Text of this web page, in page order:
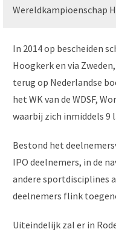
Wereldkampioenschap
In 2014 op bescheiden
Hoogkerk en via
terug op Nederlandse
het WK van de WDSF,
waarbij zich inmiddels 9
Bestond het
IPO deelnemers, in de
andere sportdisciplines
deelnemers flink
Uiteindelijk zal er in